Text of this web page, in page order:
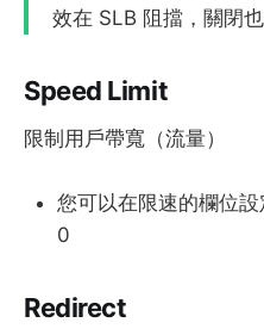
效在 SLB 阻擋，關閉
Speed Limit
限制用戶帶寬（流量）
您可以在限速的欄位
0
Redirect